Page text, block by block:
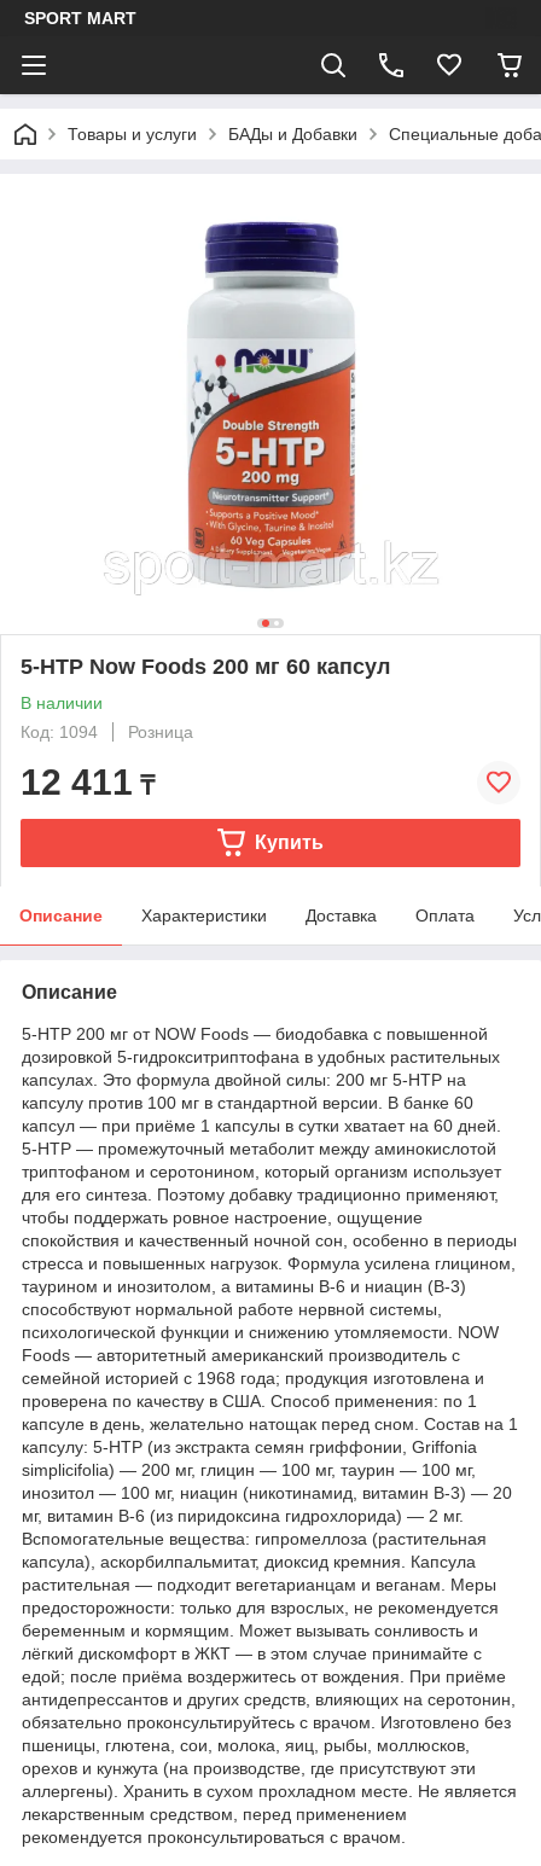
SPORT MART
Товары и услуги БАДы и Добавки Специальные
5-HTP Now Foods 200 мг 60 капсул
В наличии
Код: 1094
Розница
12 411 ₸
Купить
Описание Характеристики Доставка Оплата
Описание
5-HTP 200 мг от NOW Foods — биодобавка с повышенной
дозировкой 5-гидрокситриптофана в удобных растительных
капсулах. Это формула двойной силы: 200 мг 5-HTP на
капсулу против 100 мг в стандартной версии. В банке 60
капсул — при приёме 1 капсулы в сутки хватает на 60 дней.
5-HTP — промежуточный метаболит между аминокислотой
триптофаном и серотонином, который организм использует
для его синтеза. Поэтому добавку традиционно применяют,
чтобы поддержать ровное настроение, ощущение
спокойствия и качественный ночной сон, особенно в периоды
стресса и повышенных нагрузок. Формула усилена глицином,
таурином и инозитолом, а витамины B-6 и ниацин (B-3)
способствуют нормальной работе нервной системы,
психологической функции и снижению утомляемости. NOW
Foods — авторитетный американский производитель с
семейной историей с 1968 года; продукция изготовлена и
проверена по качеству в США. Способ применения: по 1
капсуле в день, желательно натощак перед сном. Состав на 1
капсулу: 5-HTP (из экстракта семян гриффонии, Griffonia
simplicifolia) — 200 мг, глицин — 100 мг, таурин — 100 мг,
инозитол — 100 мг, ниацин (никотинамид, витамин B-3) — 20
мг, витамин B-6 (из пиридоксина гидрохлорида) — 2 мг.
Вспомогательные вещества: гипромеллоза (растительная
капсула), аскорбилпальмитат, диоксид кремния. Капсула
растительная — подходит вегетарианцам и веганам. Меры
предосторожности: только для взрослых, не рекомендуется
беременным и кормящим. Может вызывать сонливость и
лёгкий дискомфорт в ЖКТ — в этом случае принимайте с
едой; после приёма воздержитесь от вождения. При приёме
антидепрессантов и других средств, влияющих на серотонин,
обязательно проконсультируйтесь с врачом. Изготовлено без
пшеницы, глютена, сои, молока, яиц, рыбы, моллюсков,
орехов и кунжута (на производстве, где присутствуют эти
аллергены). Хранить в сухом прохладном месте. Не является
лекарственным средством, перед применением
рекомендуется проконсультироваться с врачом.